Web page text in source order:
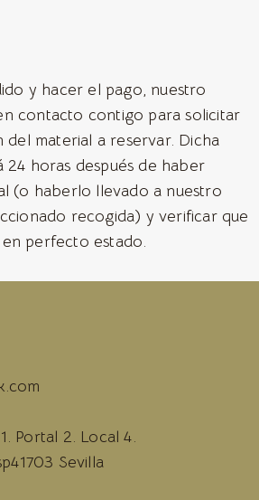
y hacer el pago, nuestro
contacto contigo para solicitar
del material a reservar. Dicha
24 horas después de haber
(o haberlo llevado a nuestro
recogida) y verificar que
perfecto estado.
Portal 2. Local 4.
Sevilla